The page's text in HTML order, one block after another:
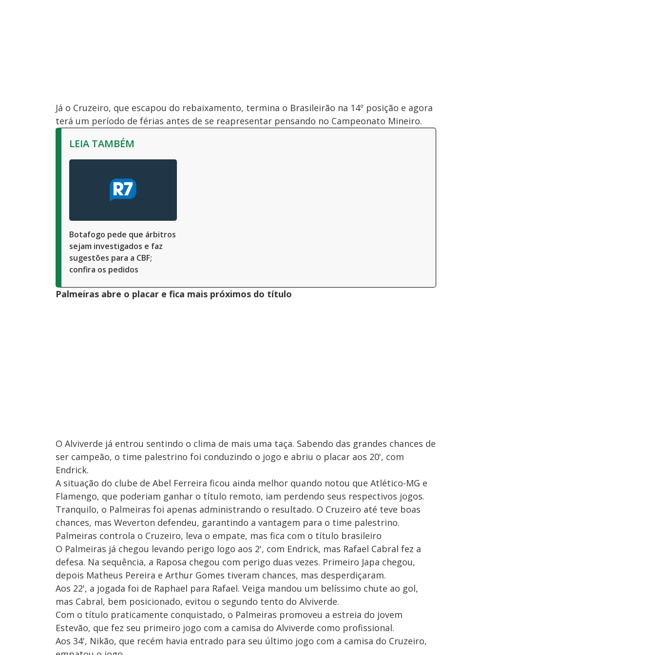
Já o Cruzeiro, que escapou do rebaixamento, termina o Brasileirão na 14º posição e agora
terá um período de férias antes de se reapresentar pensando no Campeonato Mineiro.
LEIA TAMBÉM
Botafogo pede que árbitros
sejam investigados e faz
sugestões para a CBF;
confira os pedidos
Palmeiras abre o placar e fica mais próximos do título
O Alviverde já entrou sentindo o clima de mais uma taça. Sabendo das grandes chances de
ser campeão, o time palestrino foi conduzindo o jogo e abriu o placar aos 20', com
Endrick.
A situação do clube de Abel Ferreira ficou ainda melhor quando notou que Atlético-MG e
Flamengo, que poderiam ganhar o título remoto, iam perdendo seus respectivos jogos.
Tranquilo, o Palmeiras foi apenas administrando o resultado. O Cruzeiro até teve boas
chances, mas Weverton defendeu, garantindo a vantagem para o time palestrino.
Palmeiras controla o Cruzeiro, leva o empate, mas fica com o título brasileiro
O Palmeiras já chegou levando perigo logo aos 2', com Endrick, mas Rafael Cabral fez a
defesa. Na sequência, a Raposa chegou com perigo duas vezes. Primeiro Japa chegou,
depois Matheus Pereira e Arthur Gomes tiveram chances, mas desperdiçaram.
Aos 22', a jogada foi de Raphael para Rafael. Veiga mandou um belíssimo chute ao gol,
mas Cabral, bem posicionado, evitou o segundo tento do Alviverde.
Com o título praticamente conquistado, o Palmeiras promoveu a estreia do jovem
Estevão, que fez seu primeiro jogo com a camisa do Alviverde como profissional.
Aos 34', Nikão, que recém havia entrado para seu último jogo com a camisa do Cruzeiro,